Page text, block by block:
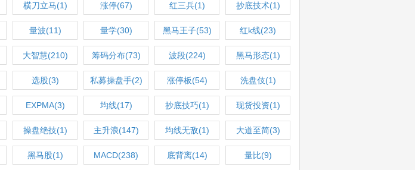
横刀立马(1) 涨停(67) 红三兵(1) 抄底技术(1)
量波(11) 量学(30) 黑马王子(53) 红k线(23)
大智慧(210) 筹码分布(73) 波段(224) 黑马形态(1)
选股(3) 私募操盘手(2) 涨停板(54) 洗盘伎(1)
EXPMA(3) 均线(17) 抄底技巧(1) 现货投资(1)
操盘绝技(1) 主升浪(147) 均线无敌(1) 大道至简(3)
黑马股(1) MACD(238) 底背离(14) 量比(9)